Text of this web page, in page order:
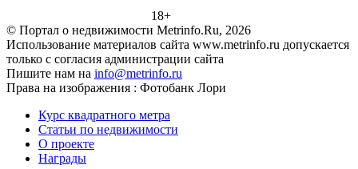
18+
© Портал о недвижимости Metrinfo.Ru, 2026
Использование материалов сайта www.metrinfo.ru допускается
только с согласия администрации сайта
Пишите нам на info@metrinfo.ru
Права на изображения : Фотобанк Лори
Курс квадратного метра
Статьи по недвижимости
О проекте
Награды